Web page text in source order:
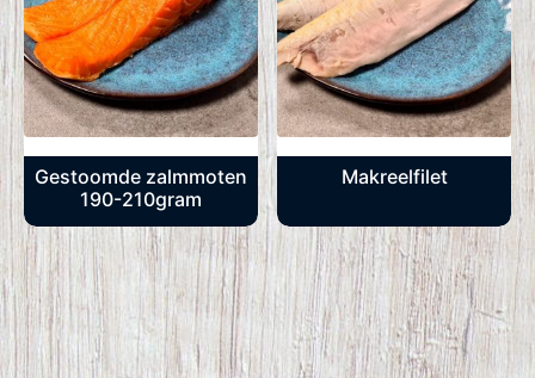
Gestoomde zalmmoten
190-210gram
Makreelfilet